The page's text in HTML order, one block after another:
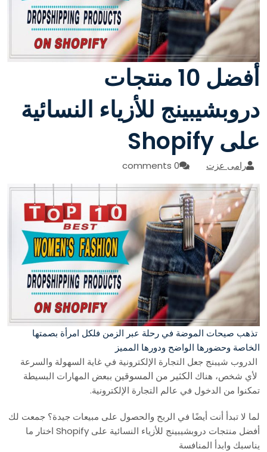
أفضل 10 منتجات
دروبشيبينج للأزياء النسائية
على Shopify
رامى عزت 0 comments
تذهب صيحات الموضة في رحلة عبر الزمن فلكل امرأة بصمتها
الخاصة وحضورها الواضح ودورها المميز
الدروب شيبنج جعل التجارة الإلكترونية في غاية السهولة والسرعة
لأي شخص، هناك الكثير من المسوقين ببعض المهارات البسيطة
تمكنوا من الدخول في عالم التجارة الإلكترونية.
لما لا تبدأ أنت أيضًا في الربح والحصول على مبيعات جيدة؟ جمعت لك
أفضل منتجات دروبشيبينج للأزياء النسائية على Shopify اختار ما
يناسبك وابدأ المنافسة